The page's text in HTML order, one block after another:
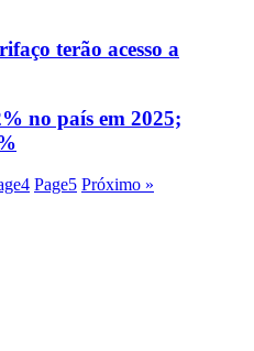
terão acesso a
no país em 2025;
4 Page5 Próximo »